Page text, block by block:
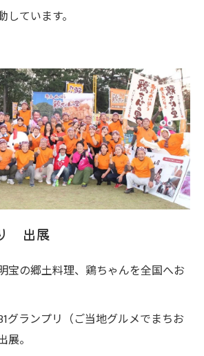
ています。
出展
宝の郷土料理、鶏ちゃんを全国へお
グランプリ（ご当地グルメでまちお
。